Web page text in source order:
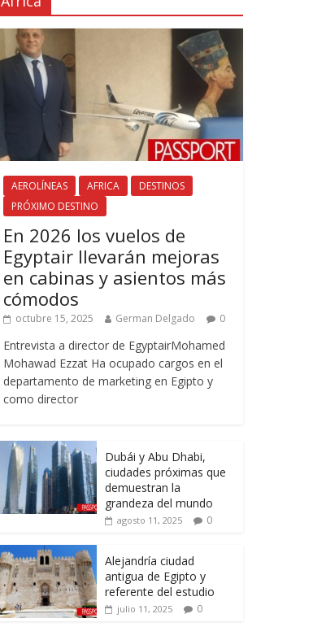
AEROLÍNEAS AFRICA
DESTINOS
PRÓXIMO DESTINO
En 2026 los vuelos de
Egyptair llevarán mejoras
en cabinas y asientos más
cómodos
octubre 15, 2025 German Delgado 0
Entrevista a director de EgyptairMohamed
Mohawad Ezzat Ha ocupado cargos en el
departamento de marketing en Egipto y
como director
Dubái y Abu Dhabi,
ciudades próximas que
demuestran la
grandeza del mundo
agosto 11, 2025 0
Alejandría ciudad
antigua de Egipto y
referente del estudio
julio 11, 2025 0